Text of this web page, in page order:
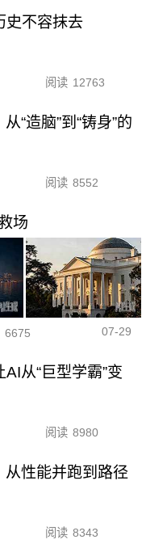
史不容抹去
阅读 12763
“造脑”到“铸身”的
阅读 8552
场
6675 07-29
从“巨型学霸”变
阅读 8980
从性能并跑到路径
阅读 8343